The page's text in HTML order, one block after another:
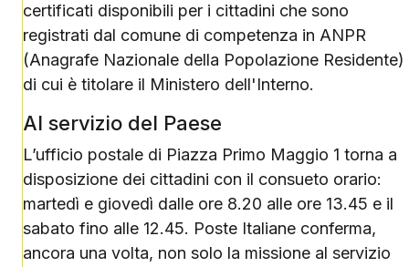
certificati disponibili per i cittadini che sono
registrati dal comune di competenza in ANPR
(Anagrafe Nazionale della Popolazione Residente)
di cui è titolare il Ministero dell'Interno.
Al servizio del Paese
L’ufficio postale di Piazza Primo Maggio 1 torna a
disposizione dei cittadini con il consueto orario:
martedì e giovedì dalle ore 8.20 alle ore 13.45 e il
sabato fino alle 12.45. Poste Italiane conferma,
ancora una volta, non solo la missione al servizio